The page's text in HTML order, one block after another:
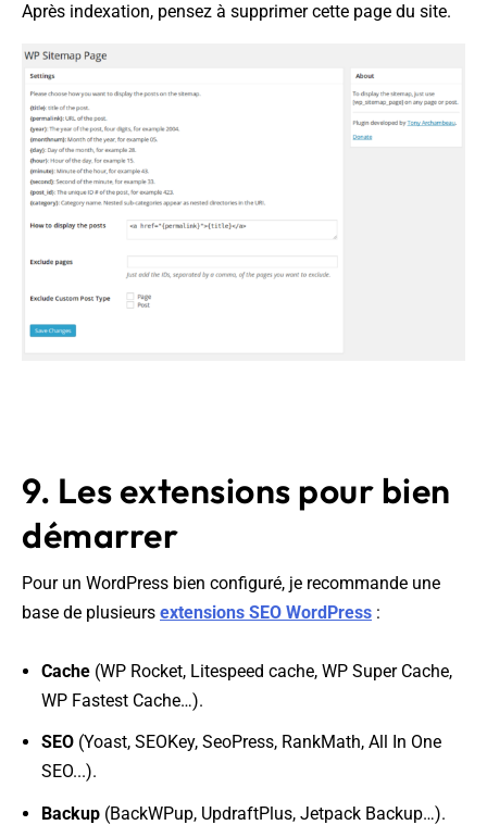
Après indexation, pensez à supprimer cette page du site.
9. Les extensions pour bien
démarrer
Pour un WordPress bien configuré, je recommande une
base de plusieurs extensions SEO WordPress :
Cache (WP Rocket, Litespeed cache, WP Super Cache,
WP Fastest Cache…).
SEO (Yoast, SEOKey, SeoPress, RankMath, All In One
SEO...).
Backup (BackWPup, UpdraftPlus, Jetpack Backup…).